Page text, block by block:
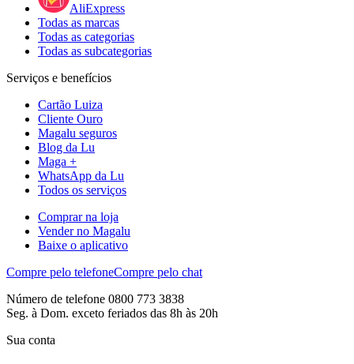
AliExpress
Todas as marcas
Todas as categorias
Todas as subcategorias
Serviços e benefícios
Cartão Luiza
Cliente Ouro
Magalu seguros
Blog da Lu
Maga +
WhatsApp da Lu
Todos os serviços
Comprar na loja
Vender no Magalu
Baixe o aplicativo
Compre pelo telefoneCompre pelo chat
Número de telefone 0800 773 3838
Seg. à Dom. exceto feriados das 8h às 20h
Sua conta